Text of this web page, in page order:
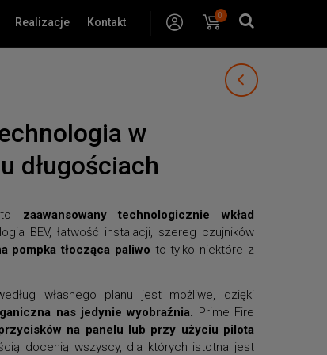
Realizacje Kontakt KontoKoszyk
0
w
długościach
zaawansowany technologicznie wkład
BEV, łatwość instalacji, szereg czujników
pompka tłocząca paliwo to tylko niektóre z
własnego planu jest możliwe, dzięki
nas jedynie wyobraźnia. Prime Fire
na panelu lub przy użyciu pilota
docenią wszyscy, dla których istotna jest